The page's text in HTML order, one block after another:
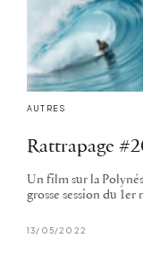
AUTRES
Rattrapage
Un film sur la
grosse session du
13/05/2022